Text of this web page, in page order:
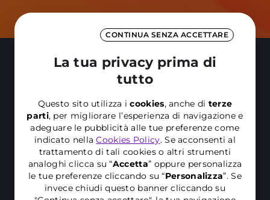
CONTINUA SENZA ACCETTARE
La tua privacy prima di
tutto
Questo sito utilizza icookies, anche di terze
parti, per migliorare l’esperienza di navigazione e
adeguare le pubblicità alle tue preferenze come
indicato nellaCookies Policy. Se acconsenti al
trattamento di tali cookies o altri strumenti
analoghi clicca su “Accetta” oppure personalizza
le tue preferenze cliccando su “Personalizza”. Se
invece chiudi questo banner cliccando su
Esplora le opportunità che faranno
decollare il tuo talento
Clicca quie lasciati ispirare dalle nostre proposte